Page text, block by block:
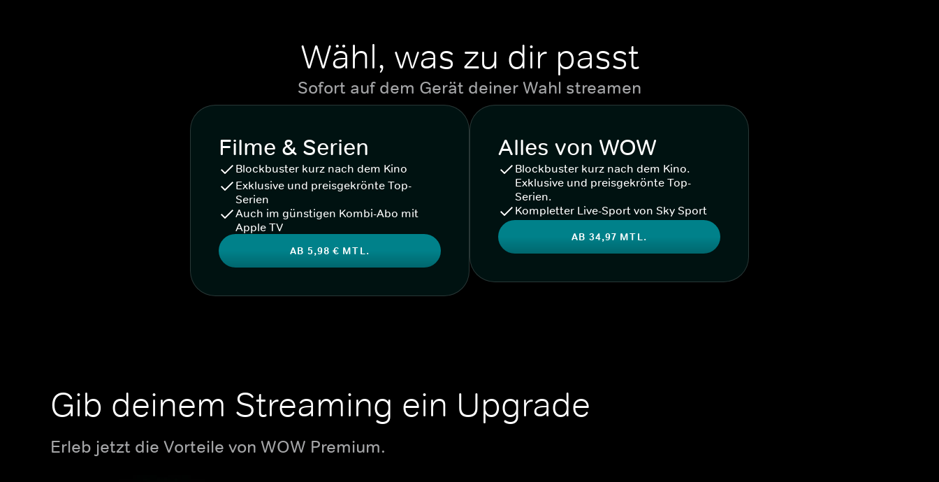
Wähl, was zu dir passt
Sofort auf dem Gerät deiner Wahl streamen
Filme & Serien
Blockbuster kurz nach dem Kino
Exklusive und preisgekrönte Top-
Serien
Auch im günstigen Kombi-Abo mit
Apple TV
AB 5,98 € MTL.
Alles von WOW
Blockbuster kurz nach dem Kino.
Exklusive und preisgekrönte Top-
Serien.
Kompletter Live-Sport von Sky Sport
AB 34,97 MTL.
Gib deinem Streaming ein Upgrade
Erleb jetzt die Vorteile von WOW Premium.